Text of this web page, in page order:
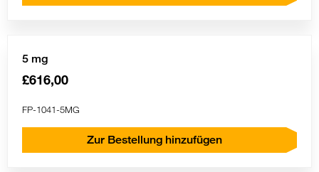
5 mg
£616,00
FP-1041-5MG
Zur Bestellung hinzufügen